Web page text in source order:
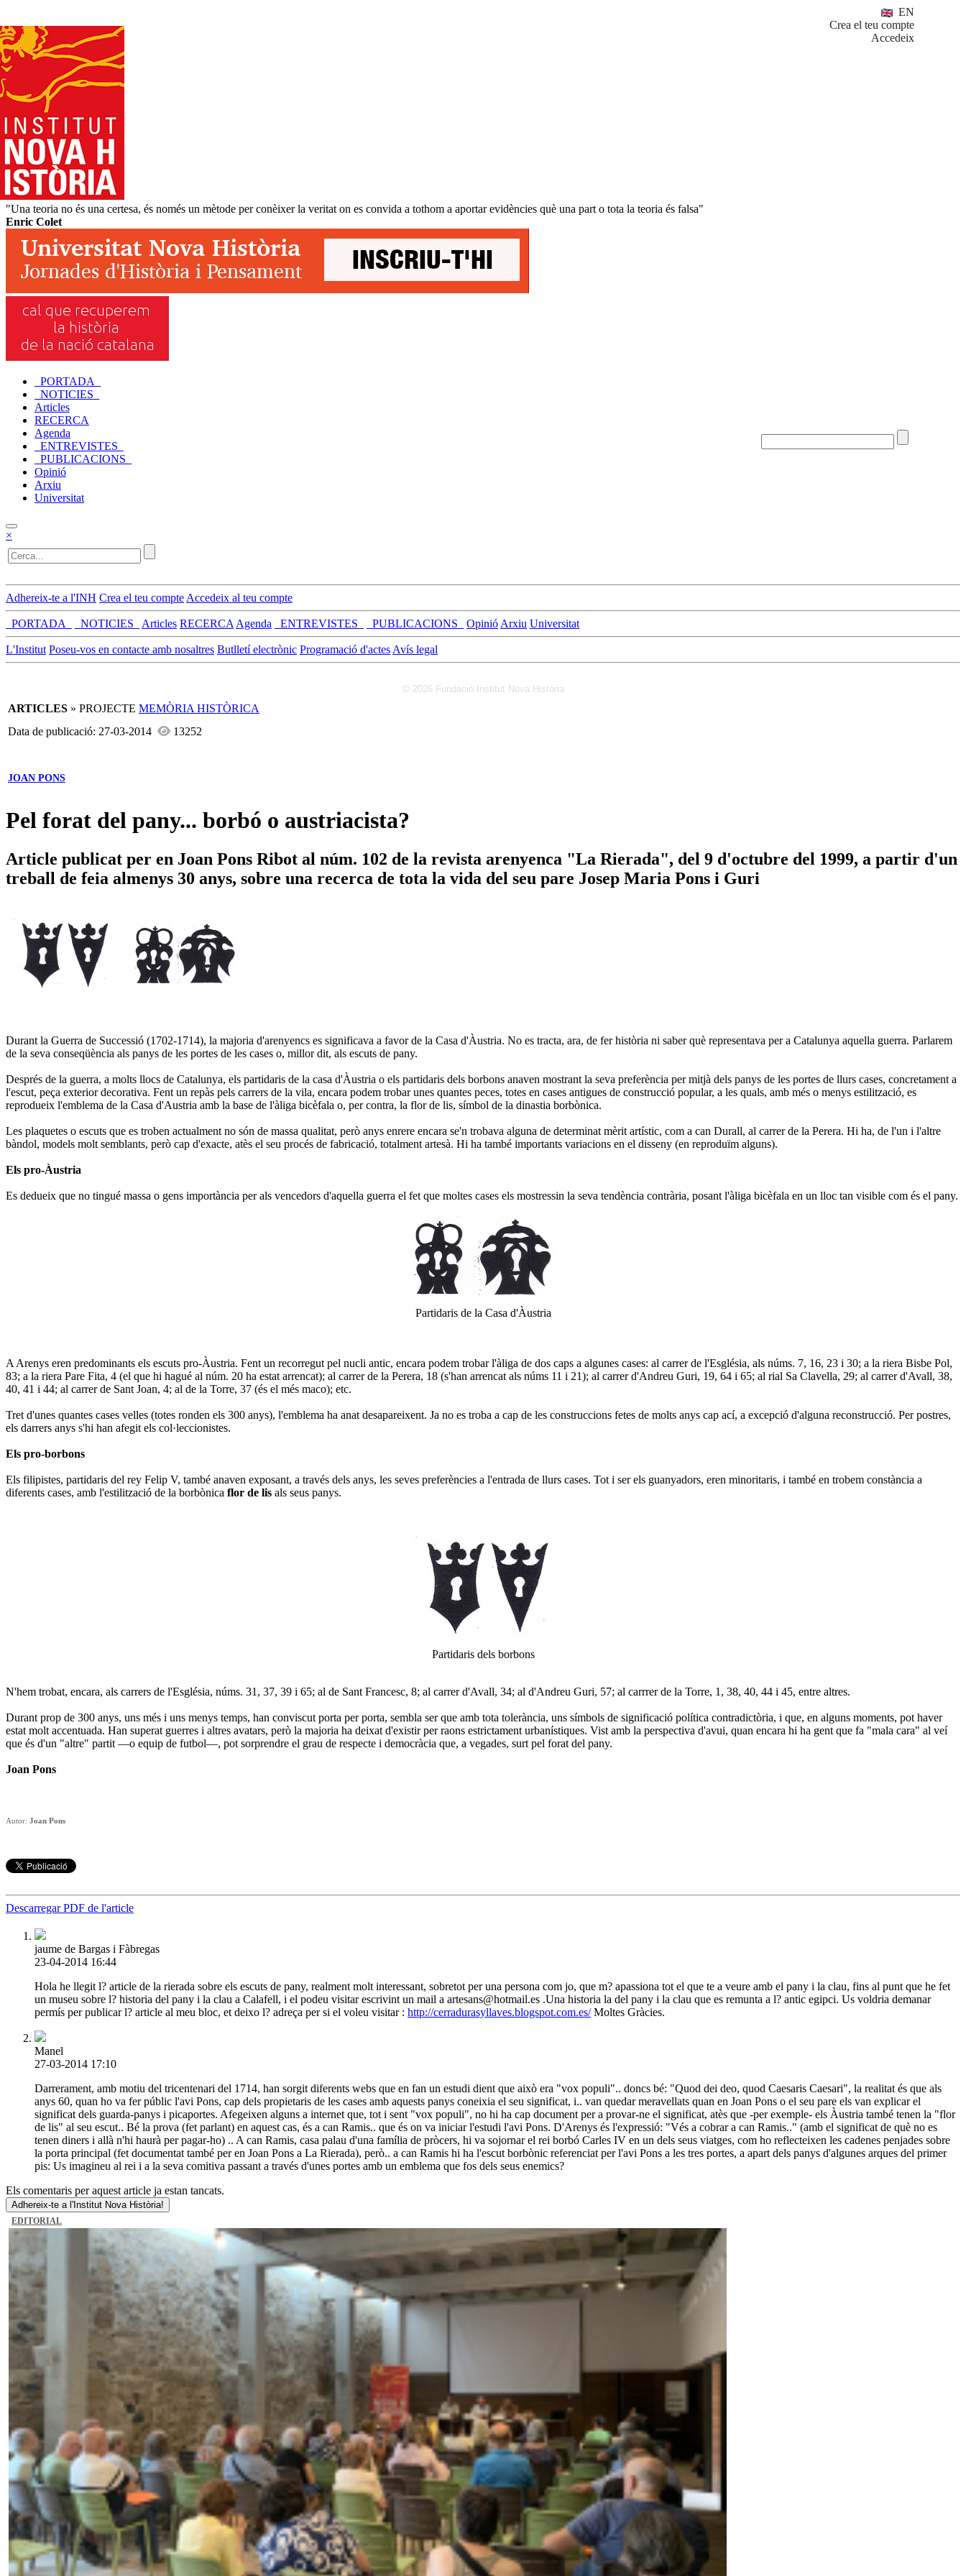
EN
Crea el teu compte
Accedeix
"Una teoria no és una certesa, és només un mètode per conèixer la veritat on es convida a tothom a aportar evidències què una part o tota la teoria és falsa"
Enric Colet
_PORTADA_
_NOTICIES_
Articles
RECERCA
Agenda
_ENTREVISTES_
_PUBLICACIONS_
Opinió
Arxiu
Universitat
×
Adhereix-te a l'INH Crea el teu compte Accedeix al teu compte
_PORTADA_ _NOTICIES_ Articles RECERCA Agenda _ENTREVISTES_ _PUBLICACIONS_ Opinió Arxiu Universitat
L'Institut Poseu-vos en contacte amb nosaltres Butlletí electrònic Programació d'actes Avís legal
© 2026 Fundació Institut Nova Història
ARTICLES » PROJECTE MEMÒRIA HISTÒRICA
Data de publicació: 27-03-2014
13252
JOAN PONS
Pel forat del pany... borbó o austriacista?
Article publicat per en Joan Pons Ribot al núm. 102 de la revista arenyenca "La Rierada", del 9 d'octubre del 1999, a partir d'un
treball de feia almenys 30 anys, sobre una recerca de tota la vida del seu pare Josep Maria Pons i Guri
Durant la Guerra de Successió (1702-1714), la majoria d'arenyencs es significava a favor de la Casa d'Àustria. No es tracta, ara, de fer història ni saber què representava per a Catalunya aquella guerra. Parlarem
de la seva conseqüència als panys de les portes de les cases o, millor dit, als escuts de pany.
Després de la guerra, a molts llocs de Catalunya, els partidaris de la casa d'Àustria o els partidaris dels borbons anaven mostrant la seva preferència per mitjà dels panys de les portes de llurs cases, concretament a
l'escut, peça exterior decorativa. Fent un repàs pels carrers de la vila, encara podem trobar unes quantes peces, totes en cases antigues de construcció popular, a les quals, amb més o menys estilització, es
reprodueix l'emblema de la Casa d'Austria amb la base de l'àliga bicèfala o, per contra, la flor de lis, símbol de la dinastia borbònica.
Les plaquetes o escuts que es troben actualment no són de massa qualitat, però anys enrere encara se'n trobava alguna de determinat mèrit artístic, com a can Durall, al carrer de la Perera. Hi ha, de l'un i l'altre
bàndol, models molt semblants, però cap d'exacte, atès el seu procés de fabricació, totalment artesà. Hi ha també importants variacions en el disseny (en reproduïm alguns).
Els pro-Àustria
Es dedueix que no tingué massa o gens importància per als vencedors d'aquella guerra el fet que moltes cases els mostressin la seva tendència contrària, posant l'àliga bicèfala en un lloc tan visible com és el pany.
Partidaris de la Casa d'Àustria
A Arenys eren predominants els escuts pro-Àustria. Fent un recorregut pel nucli antic, encara podem trobar l'àliga de dos caps a algunes cases: al carrer de l'Església, als núms. 7, 16, 23 i 30; a la riera Bisbe Pol,
83; a la riera Pare Fita, 4 (el que hi hagué al núm. 20 ha estat arrencat); al carrer de la Perera, 18 (s'han arrencat als núms 11 i 21); al carrer d'Andreu Guri, 19, 64 i 65; al rial Sa Clavella, 29; al carrer d'Avall, 38,
40, 41 i 44; al carrer de Sant Joan, 4; al de la Torre, 37 (és el més maco); etc.
Tret d'unes quantes cases velles (totes ronden els 300 anys), l'emblema ha anat desapareixent. Ja no es troba a cap de les construccions fetes de molts anys cap ací, a excepció d'alguna reconstrucció. Per postres,
els darrers anys s'hi han afegit els col·leccionistes.
Els pro-borbons
Els filipistes, partidaris del rey Felip V, també anaven exposant, a través dels anys, les seves preferències a l'entrada de llurs cases. Tot i ser els guanyadors, eren minoritaris, i també en trobem constància a
diferents cases, amb l'estilització de la borbònica flor de lis als seus panys.
Partidaris dels borbons
N'hem trobat, encara, als carrers de l'Església, núms. 31, 37, 39 i 65; al de Sant Francesc, 8; al carrer d'Avall, 34; al d'Andreu Guri, 57; al carrrer de la Torre, 1, 38, 40, 44 i 45, entre altres.
Durant prop de 300 anys, uns més i uns menys temps, han conviscut porta per porta, sembla ser que amb tota tolerància, uns símbols de significació política contradictòria, i que, en alguns moments, pot haver
estat molt accentuada. Han superat guerres i altres avatars, però la majoria ha deixat d'existir per raons estrictament urbanístiques. Vist amb la perspectiva d'avui, quan encara hi ha gent que fa "mala cara" al veí
que és d'un "altre" partit —o equip de futbol—, pot sorprendre el grau de respecte i democràcia que, a vegades, surt pel forat del pany.
Joan Pons
Autor: Joan Pons
Descarregar PDF de l'article
jaume de Bargas i Fàbregas
23-04-2014 16:44
Hola he llegit l? article de la rierada sobre els escuts de pany, realment molt interessant, sobretot per una persona com jo, que m? apassiona tot el que te a veure amb el pany i la clau, fins al punt que he fet
un museu sobre l? historia del pany i la clau a Calafell, i el podeu visitar escrivint un mail a artesans@hotmail.es .Una historia la del pany i la clau que es remunta a l? antic egipci. Us voldria demanar
permís per publicar l? article al meu bloc, et deixo l? adreça per si el voleu visitar : http://cerradurasyllaves.blogspot.com.es/Moltes Gràcies.
Manel
27-03-2014 17:10
Darrerament, amb motiu del tricentenari del 1714, han sorgit diferents webs que en fan un estudi dient que això era "vox populi".. doncs bé: "Quod dei deo, quod Caesaris Caesari", la realitat és que als
anys 60, quan ho va fer públic l'avi Pons, cap dels propietaris de les cases amb aquests panys coneixia el seu significat, i.. van quedar meravellats quan en Joan Pons o el seu pare els van explicar el
significat dels guarda-panys i picaportes. Afegeixen alguns a internet que, tot i sent "vox populi", no hi ha cap document per a provar-ne el significat, atès que -per exemple- els Àustria també tenen la "flor
de lis" al seu escut.. Bé la prova (fet parlant) en aquest cas, és a can Ramis.. que és on va iniciar l'estudi l'avi Pons. D'Arenys és l'expressió: "Vés a cobrar a can Ramis.." (amb el significat de què no es
tenen diners i allà n'hi haurà per pagar-ho) .. A can Ramis, casa palau d'una família de pròcers, hi va sojornar el rei borbó Carles IV en un dels seus viatges, com ho reflecteixen les cadenes penjades sobre
la porta principal (fet documentat també per en Joan Pons a La Rierada), però.. a can Ramis hi ha l'escut borbònic referenciat per l'avi Pons a les tres portes, a apart dels panys d'algunes arques del primer
pis: Us imagineu al rei i a la seva comitiva passant a través d'unes portes amb un emblema que fos dels seus enemics?
Els comentaris per aquest article ja estan tancats.
Adhereix-te a l'Institut Nova Història!
EDITORIAL